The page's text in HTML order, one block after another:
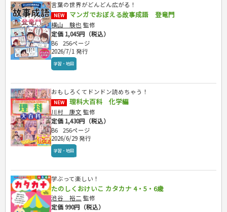
飲み物・お酒
読み物・絵本
音と光のでる絵本
自由研究・読書感想文
えんぴつちょう
就職活動
就職活動
就職試験
公務員試験
資格試験
英語検定・TOEIC
漢字検定・数学検定
簿記検定
看護・薬学
ケアマネジャー
介護・社会福祉士
保育士
行政書士・宅建
FP
衛生管理・運行管理
経営・経済・法律
マネー・株・資産
ビジネス・法律
簿記・経理・税金・保険
その他ビジネス
自己啓発
自己啓発
ビジネス読み物
旅行・歴史
国内・海外旅行
国外旅行
国内旅行
散歩・グルメ
地理・歴史
地理・地図
歴史
文庫
文庫
成美文庫
その他文庫
ダイアリー
ダイアリー
プラチナダイアリー プレステージ
言葉の世界がどんどん広がる！
NEW マンガでおぼえる故事成語 登竜門
横山 験也 監修
定価 1,045円（税込）
B6
256ページ
2026/7/1 発行
学習・地図
おもしろくてドンドン読めちゃう！
NEW 理科大百科 化学編
川村 康文 監修
定価 1,430円（税込）
B6
256ページ
2026/6/29 発行
学習・地図
学ぶって楽しい！
たのしくおけいこ カタカナ 4・5・6歳
池谷 裕二 監修
定価 990円（税込）